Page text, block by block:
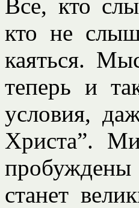
Все, кто
кто не
каяться.
теперь и
условия,
Христа”.
пробуждены
станет